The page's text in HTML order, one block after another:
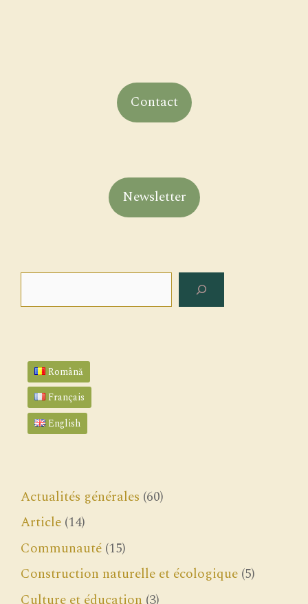
Contact
Newsletter
Română
Français
English
Actualités générales (60)
Article (14)
Communauté (15)
Construction naturelle et écologique (5)
Culture et éducation (3)